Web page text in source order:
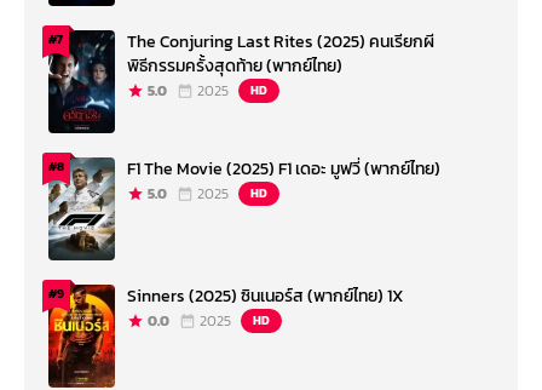
#7
The Conjuring Last Rites (2025) คนเรียกผี
พิธีกรรมครั้งสุดท้าย (พากย์ไทย)
5.0 2025 HD
#8 F1 The Movie (2025) F1 เดอะ มูฟวี่ (พากย์ไทย)
5.0 2025 HD
#9 Sinners (2025) ซินเนอร์ส (พากย์ไทย) 1X
0.0 2025 HD